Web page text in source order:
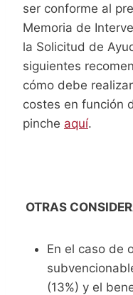
ser conforme al
Memoria de
la Solicitud de
siguientes
cómo debe
costes en función
pinche aquí.
OTRAS
En el caso de
(13%) y el